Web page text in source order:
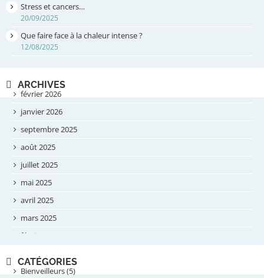
Stress et cancers…
20/09/2025
Que faire face à la chaleur intense ?
12/08/2025
ARCHIVES
février 2026
janvier 2026
septembre 2025
août 2025
juillet 2025
mai 2025
avril 2025
mars 2025
février 2025
septembre 2024
CATÉGORIES
Bienveilleurs (5)